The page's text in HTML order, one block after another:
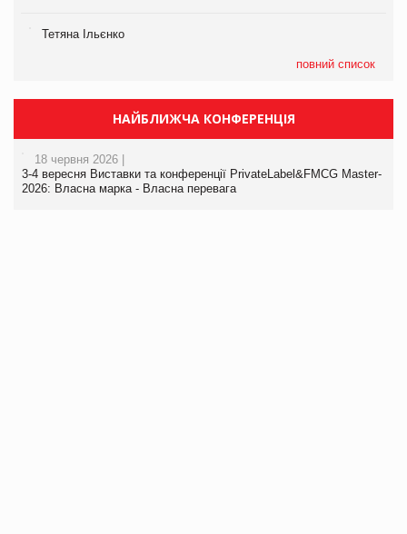
Тетяна Ільєнко
повний список
НАЙБЛИЖЧА КОНФЕРЕНЦІЯ
18 червня 2026 |
3-4 вересня Виставки та конференції PrivateLabel&FMCG Master-
2026: Власна марка - Власна перевага